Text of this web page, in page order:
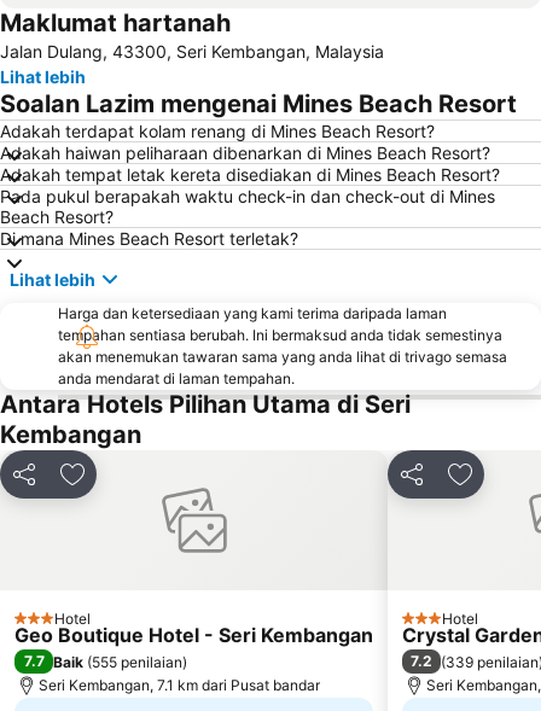
KLIA Ekspres
Jalan Tunku Abdul Rahman
Dataran Merdeka
Aquaria
Masjid Jamek
One Utama Shopping Centre
Menara Berkembar Petronas
Sunway Pyramid Shopping Centre
Jalan Tun Razak
Zoo Negara
Pasar Seni
Sepang International Circuit
Batu Caves
Jalan Petaling
Lapangan Terbang Sultan Abdul Aziz Shah
Chinatown
Taman KLCC
Central Market Kuala Lumpur
The Curve
Putrajaya Hot Air Balloon Fiesta
Lot 10
Monorail
Tropicana City Mall
Kepong Forestry Park - FRIM
Lapangan Terbang Genting
Institut Profesional Baitulmal
Istana Budaya
Istana Negara
Tugu Negara
Lake Garden
Maklumat hartanah
Jalan Dulang, 43300, Seri Kembangan, Malaysia
Lihat lebih
Soalan Lazim mengenai Mines Beach Resort
Adakah terdapat kolam renang di Mines Beach Resort?
Adakah haiwan peliharaan dibenarkan di Mines Beach Resort?
Adakah tempat letak kereta disediakan di Mines Beach Resort?
Pada pukul berapakah waktu check-in dan check-out di Mines
Beach Resort?
Di mana Mines Beach Resort terletak?
Lihat lebih
Harga dan ketersediaan yang kami terima daripada laman
tempahan sentiasa berubah. Ini bermaksud anda tidak semestinya
akan menemukan tawaran sama yang anda lihat di trivago semasa
anda mendarat di laman tempahan.
Antara Hotels Pilihan Utama di Seri
Kembangan
Kongsi Tambah ke favorit
3 Bintang
Hotel
Geo Boutique Hotel - Seri Kembangan
7.7 Baik (555 penilaian)
Seri Kembangan, 7.1 km dari Pusat bandar
Kongsi Tambah
3 Bintang
Hotel
Crystal
7.2 (339 penilaian
Seri